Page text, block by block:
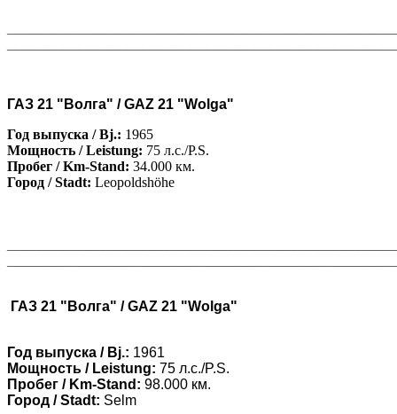
ГАЗ 21 "Волга" / GAZ 21 "Wolga"
Год выпуска / Bj.: 1965
Мощность / Leistung: 75 л.с./P.S.
Пробег / Km-Stand: 34.000 км.
Город / Stadt: Leopoldshöhe
ГАЗ 21 "Волга" / GAZ 21 "Wolga"
Год выпуска / Bj.: 1961
Мощность / Leistung: 75 л.с./P.S.
Пробег / Km-Stand: 98.000 км.
Город / Stadt: Selm